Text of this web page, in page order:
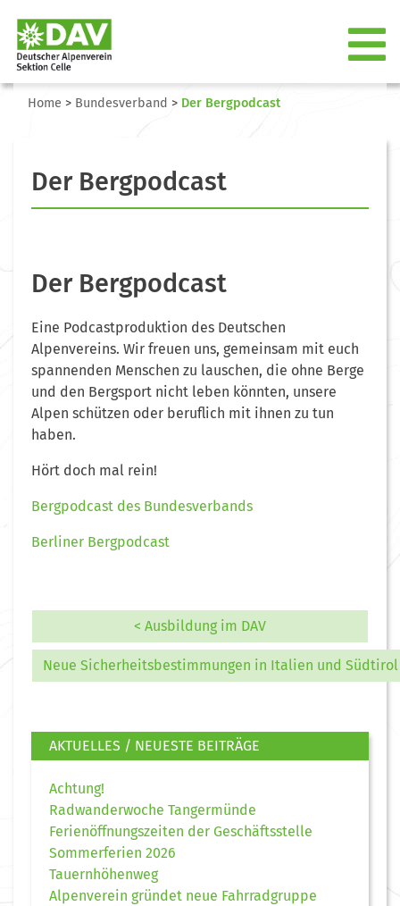
Home > Bundesverband > Der Bergpodcast
Der Bergpodcast
Der Bergpodcast
Eine Podcastproduktion des Deutschen
Alpenvereins. Wir freuen uns, gemeinsam mit euch
spannenden Menschen zu lauschen, die ohne Berge
und den Bergsport nicht leben könnten, unsere
Alpen schützen oder beruflich mit ihnen zu tun
haben.
Hört doch mal rein!
Bergpodcast des Bundesverbands
Berliner Bergpodcast
< Ausbildung im DAV
Neue Sicherheitsbestimmungen in Italien und
AKTUELLES / NEUESTE BEITRÄGE
Achtung!
Radwanderwoche Tangermünde
Ferienöffnungszeiten der Geschäftsstelle
Sommerferien 2026
Tauernhöhenweg
Alpenverein gründet neue Fahrradgruppe